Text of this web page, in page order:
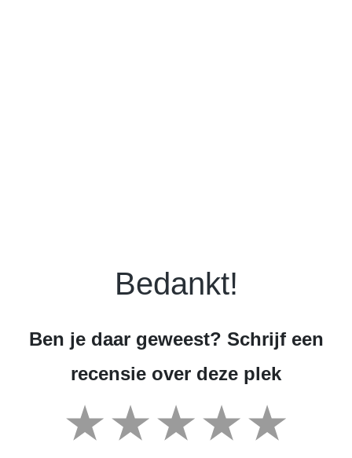
Bedankt!
Ben je daar geweest? Schrijf een
recensie over deze plek